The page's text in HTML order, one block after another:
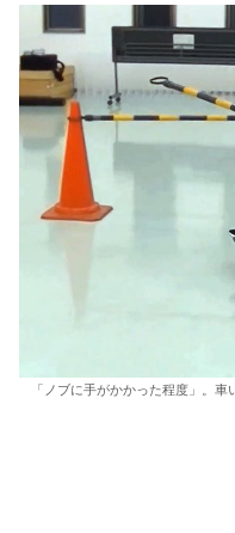
「ノブに手がかかった程度」。